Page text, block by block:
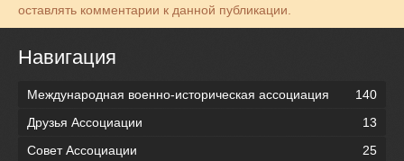
оставлять комментарии к данной публикации.
Навигация
Международная военно-историческая ассоциация
140
Друзья Ассоциации
13
Совет Ассоциации
25